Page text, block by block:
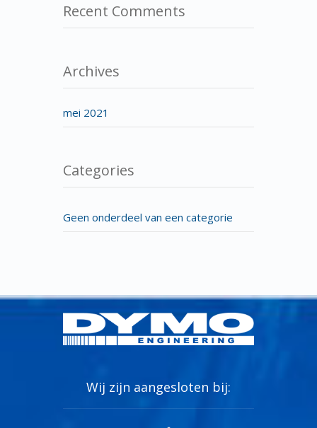
Recent Comments
Archives
mei 2021
Categories
Geen onderdeel van een categorie
Wij zijn aangesloten bij: